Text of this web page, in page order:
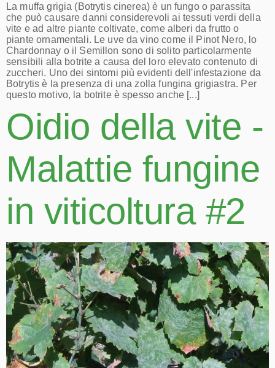
La muffa grigia (Botrytis cinerea) è un fungo o parassita
che può causare danni considerevoli ai tessuti verdi della
vite e ad altre piante coltivate, come alberi da frutto o
piante ornamentali. Le uve da vino come il Pinot Nero, lo
Chardonnay o il Semillon sono di solito particolarmente
sensibili alla botrite a causa del loro elevato contenuto di
zuccheri. Uno dei sintomi più evidenti dell'infestazione da
Botrytis è la presenza di una zolla fungina grigiastra. Per
questo motivo, la botrite è spesso anche [...]
Oidio della vite -
Malattie fungine
in viticoltura #2